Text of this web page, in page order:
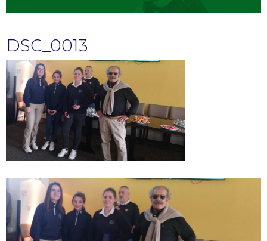
DSC_0013